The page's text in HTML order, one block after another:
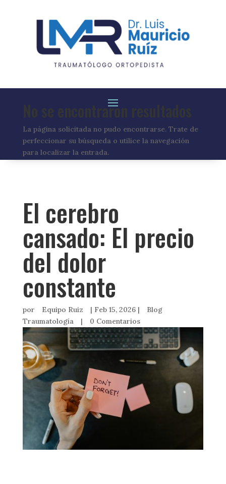
No se encontraron resultados
La página solicitada no pudo encontrarse. Trate de
perfeccionar su búsqueda o utilice la navegación
para localizar la entrada.
El cerebro
cansado: El precio
del dolor
constante
por Equipo Ruiz | Feb 15, 2026|
Blog
Traumatología
| 0 Comentarios